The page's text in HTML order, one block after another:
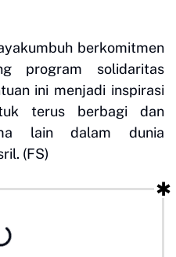
berkomitmen
program solidaritas
ini menjadi inspirasi
terus berbagi dan
lain dalam dunia
(FS)